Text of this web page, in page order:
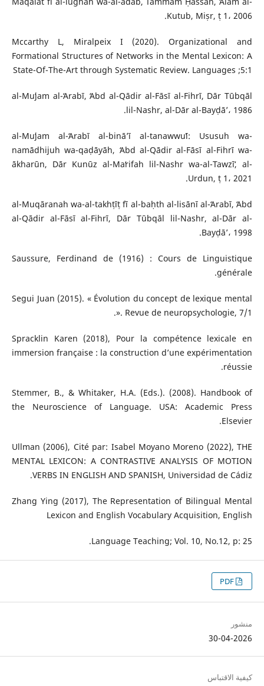
Kutub, Miṣr, ṭ 1، 2006.
Mccarthy L, Miralpeix I (2020). Organizational and
Formational Structures of Networks in the Mental Lexicon: A
State-Of-The-Art through Systematic Review. Languages ;5:1
al-Muʻjam al-ʻArabī, ʻAbd al-Qādir al-Fāsī al-Fihrī, Dār Tūbqāl
lil-Nashr, al-Dār al-Bayḍāʼ، 1986.
al-Muʻjam al-ʻArabī al-bināʼī al-tanawwuʻī: Ususuh wa-
namādhijuh wa-qaḍāyāh, ʻAbd al-Qādir al-Fāsī al-Fihrī wa-
ākharūn, Dār Kunūz al-Maʻrifah lil-Nashr wa-al-Tawzīʻ, al-
Urdun, ṭ 1، 2021.
al-Muqāranah wa-al-takhṭīṭ fī al-baḥth al-lisānī al-ʻArabī, ʻAbd
al-Qādir al-Fāsī al-Fihrī, Dār Tūbqāl lil-Nashr, al-Dār al-
Bayḍāʼ، 1998.
Saussure, Ferdinand de (1916) : Cours de Linguistique
générale.
Segui Juan (2015). « Évolution du concept de lexique mental
». Revue de neuropsychologie, 7/1.
Spracklin Karen (2018), Pour la compétence lexicale en
immersion française : la construction d’une expérimentation
réussie.
Stemmer, B., & Whitaker, H.A. (Eds.). (2008). Handbook of
the Neuroscience of Language. USA: Academic Press
Elsevier.
Ullman (2006), Cité par: Isabel Moyano Moreno (2022), THE
MENTAL LEXICON: A CONTRASTIVE ANALYSIS OF MOTION
VERBS IN ENGLISH AND SPANISH, Universidad de Cádiz.
Zhang Ying (2017), The Representation of Bilingual Mental
Lexicon and English Vocabulary Acquisition, English
Language Teaching; Vol. 10, No.12, p: 25.
PDF
منشور
30-04-2026
كيفية الاقتباس